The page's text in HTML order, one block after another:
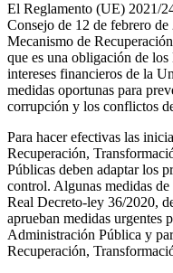
El Reglamento (UE) 2021/
Consejo de 12 de febrero de
Mecanismo de
que es una obligación de
intereses financieros de la
medidas oportunas para
corrupción y los conflictos
Para hacer efectivas las
Recuperación,
Públicas deben adaptar los
control. Algunas medidas
Real Decreto-ley 36/2020,
aprueban medidas urgentes
Administración Pública y
Recuperación,